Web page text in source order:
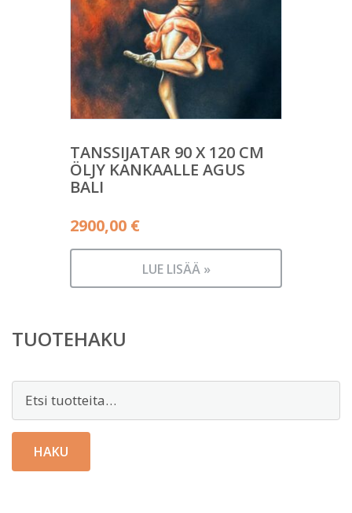
TANSSIJATAR 90 X 120 CM
ÖLJY KANKAALLE AGUS
BALI
2900,00 €
LUE LISÄÄ »
TUOTEHAKU
Etsi:
HAKU